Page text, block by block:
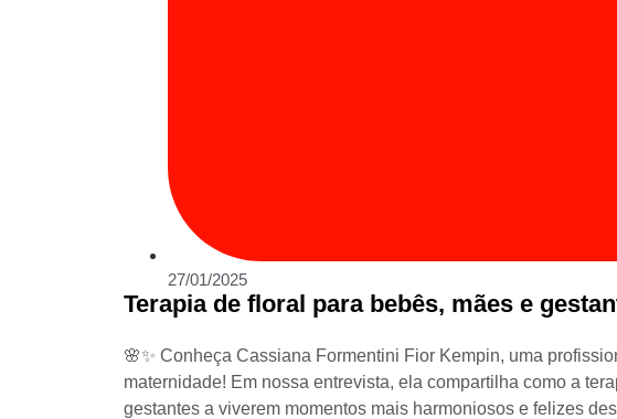
27/01/2025
Terapia de floral para bebês, mães e
🌸✨ Conheça Cassiana Formentini Fior Kempin, uma
maternidade! Em nossa entrevista, ela compartilha como a
gestantes a viverem momentos mais harmoniosos e felizes